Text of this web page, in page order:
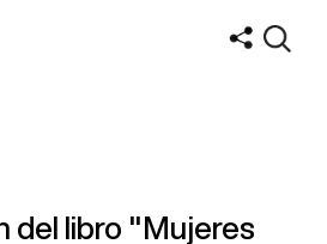
del libro "Mujeres